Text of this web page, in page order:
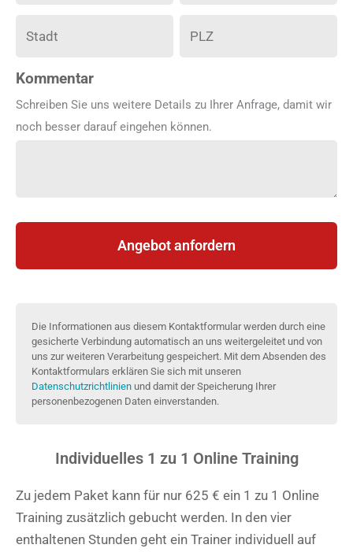
Kommentar
Schreiben Sie uns weitere Details zu Ihrer Anfrage, damit wir
noch besser darauf eingehen können.
Angebot anfordern
Die Informationen aus diesem Kontaktformular werden durch eine
gesicherte Verbindung automatisch an uns weitergeleitet und von
uns zur weiteren Verarbeitung gespeichert. Mit dem Absenden des
Kontaktformulars erklären Sie sich mit unseren
Datenschutzrichtlinien und damit der Speicherung Ihrer
personenbezogenen Daten einverstanden.
Individuelles 1 zu 1 Online Training
Zu jedem Paket kann für nur 625 € ein 1 zu 1 Online
Training zusätzlich gebucht werden. In den vier
enthaltenen Stunden geht ein Trainer individuell auf